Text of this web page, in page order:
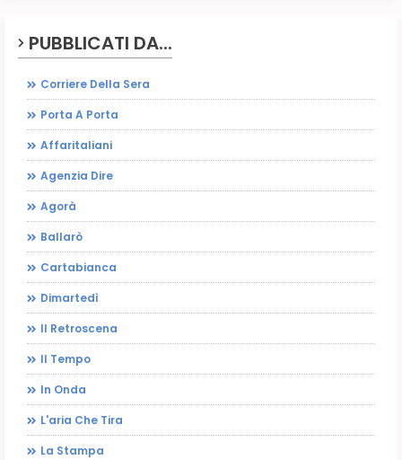
PUBBLICATI DA...
Corriere Della Sera
Porta A Porta
Affaritaliani
Agenzia Dire
Agorà
Ballarò
Cartabianca
Dimartedì
Il Retroscena
Il Tempo
In Onda
L'aria Che Tira
La Stampa